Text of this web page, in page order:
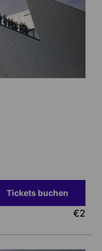
Tickets buchen
€2